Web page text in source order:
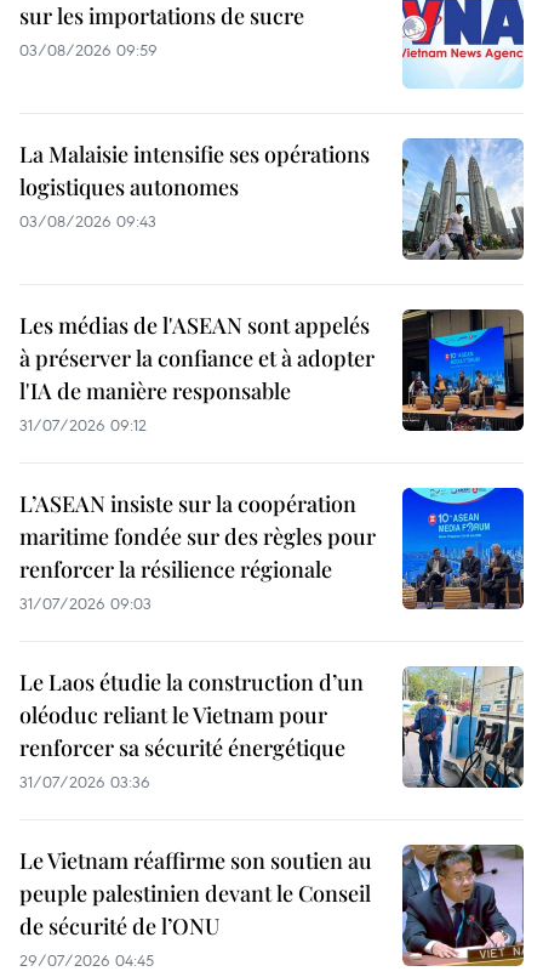
sur les importations de sucre
03/08/2026 09:59
La Malaisie intensifie ses opérations
logistiques autonomes
03/08/2026 09:43
Les médias de l'ASEAN sont appelés
à préserver la confiance et à adopter
l'IA de manière responsable
31/07/2026 09:12
L’ASEAN insiste sur la coopération
maritime fondée sur des règles pour
renforcer la résilience régionale
31/07/2026 09:03
Le Laos étudie la construction d’un
oléoduc reliant le Vietnam pour
renforcer sa sécurité énergétique
31/07/2026 03:36
Le Vietnam réaffirme son soutien au
peuple palestinien devant le Conseil
de sécurité de l’ONU
29/07/2026 04:45